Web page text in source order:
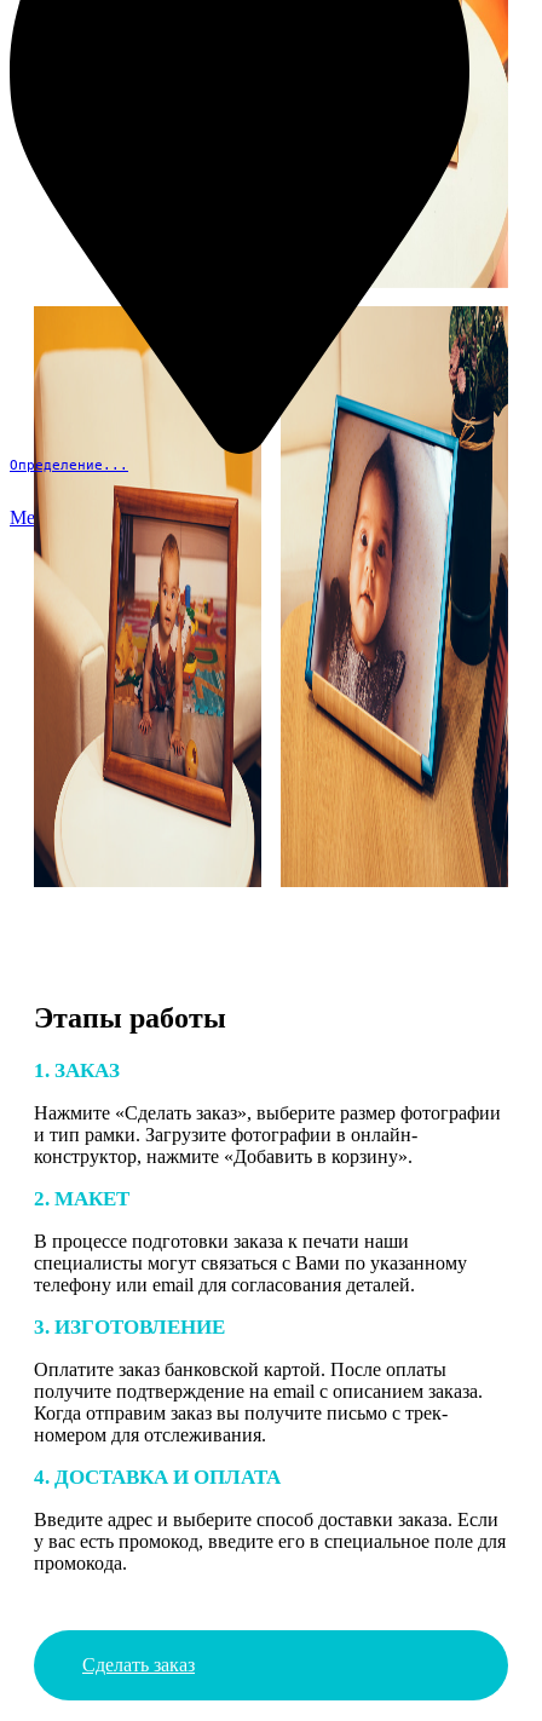
Определение...
Меню
Этапы работы
1. ЗАКАЗ
Нажмите «Сделать заказ», выберите размер фотографии
и тип рамки. Загрузите фотографии в онлайн-
конструктор, нажмите «Добавить в корзину».
2. МАКЕТ
В процессе подготовки заказа к печати наши
специалисты могут связаться с Вами по указанному
телефону или email для согласования деталей.
3. ИЗГОТОВЛЕНИЕ
Оплатите заказ банковской картой. После оплаты
получите подтверждение на email с описанием заказа.
Когда отправим заказ вы получите письмо с трек-
номером для отслеживания.
4. ДОСТАВКА И ОПЛАТА
Введите адрес и выберите способ доставки заказа. Если
у вас есть промокод, введите его в специальное поле для
промокода.
Сделать заказ